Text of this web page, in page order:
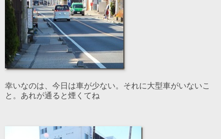
幸いなのは、今日は車が少ない。それに大型車がいないこ
と。あれが通ると煙くてね